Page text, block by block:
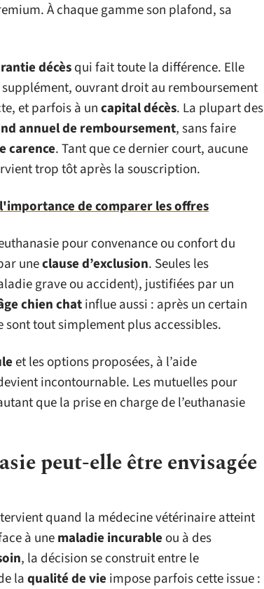
À chaque gamme son plafond, sa
décèsqui fait toute la différence. Elle
ouvrant droit au remboursement
et parfois à uncapital décès. La plupart des
annuel de remboursement, sans faire
carence. Tant que ce dernier court, aucune
trop tôt après la souscription.
de comparer les offres
pour convenance ou confort du
uneclause d’exclusion. Seules les
grave ou accident), justifiées par un
chien chatinflue aussi : après un certain
sont tout simplement plus accessibles.
et les options proposées, à l’aide
incontournable. Les mutuelles pour
que la prise en charge de l’euthanasie
peut-elle être envisagée
quand la médecine vétérinaire atteint
à unemaladie incurable ou à des
, la décision se construit entre le
laqualité de vie impose parfois cette issue :